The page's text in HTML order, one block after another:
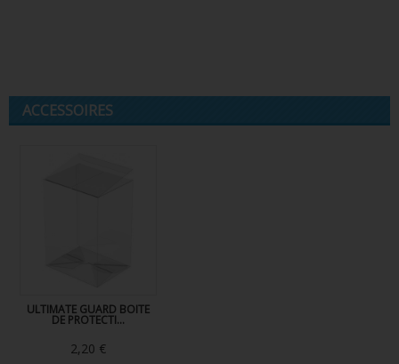
ACCESSOIRES
ULTIMATE GUARD BOITE
DE PROTECTI...
2,20 €